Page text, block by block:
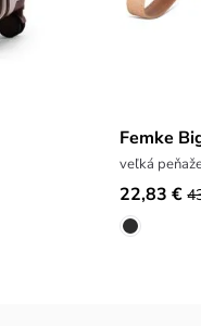
Femke
veľká
22,83 €